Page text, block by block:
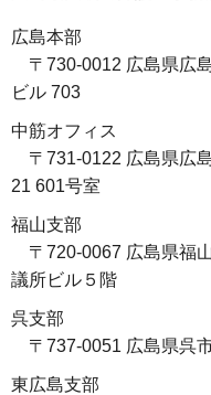
広島本部
〒730-0012 広島県広
ビル 703
中筋オフィス
〒731-0122 広島県広
21 601号室
福山支部
〒720-0067 広島県福
議所ビル５階
呉支部
〒737-0051 広島県呉
東広島支部